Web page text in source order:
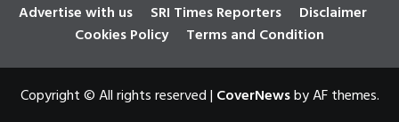
Advertise with us SRI Times Reporters
Disclaimer
Cookies Policy
Terms and Condition
Copyright © All rights reserved| CoverNewsby AF themes.